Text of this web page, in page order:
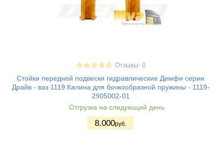
Отзывы: 0
Стойки передней подвески гидравлические Демфи серии
Драйв - ваз 1119 Калина для бочкообразной пружины - 1119-
2905002-01
Отгрузка на следующий день
8.000руб.